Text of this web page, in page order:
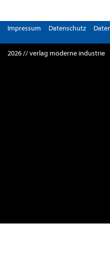
Impressum Datenschutz
2026 // verlag moderne industrie